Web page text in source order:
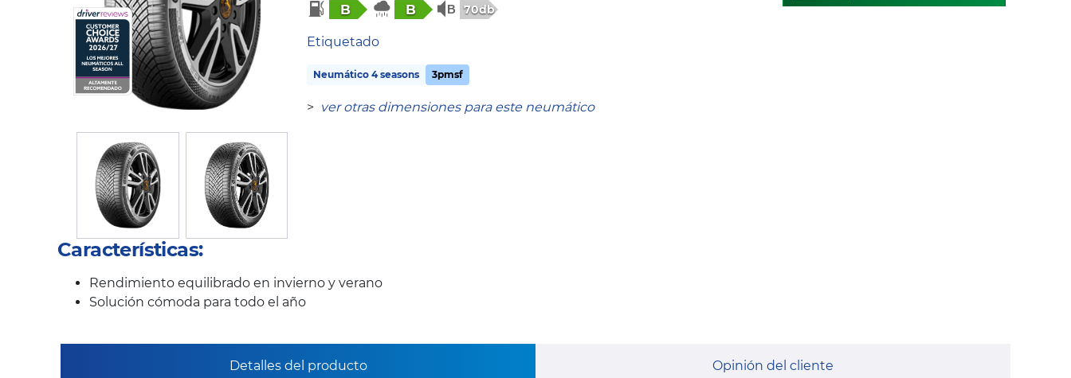
B B 70db
Etiquetado
Neumático 4 seasons 3pmsf
> ver otras dimensiones para este neumático
Características:
Rendimiento equilibrado en invierno y verano
Solución cómoda para todo el año
Detalles del producto Opinión del cliente